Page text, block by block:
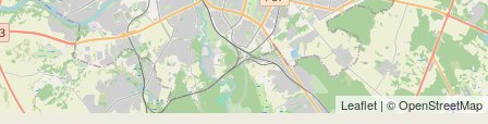
Leaflet | ©OpenStreetMap